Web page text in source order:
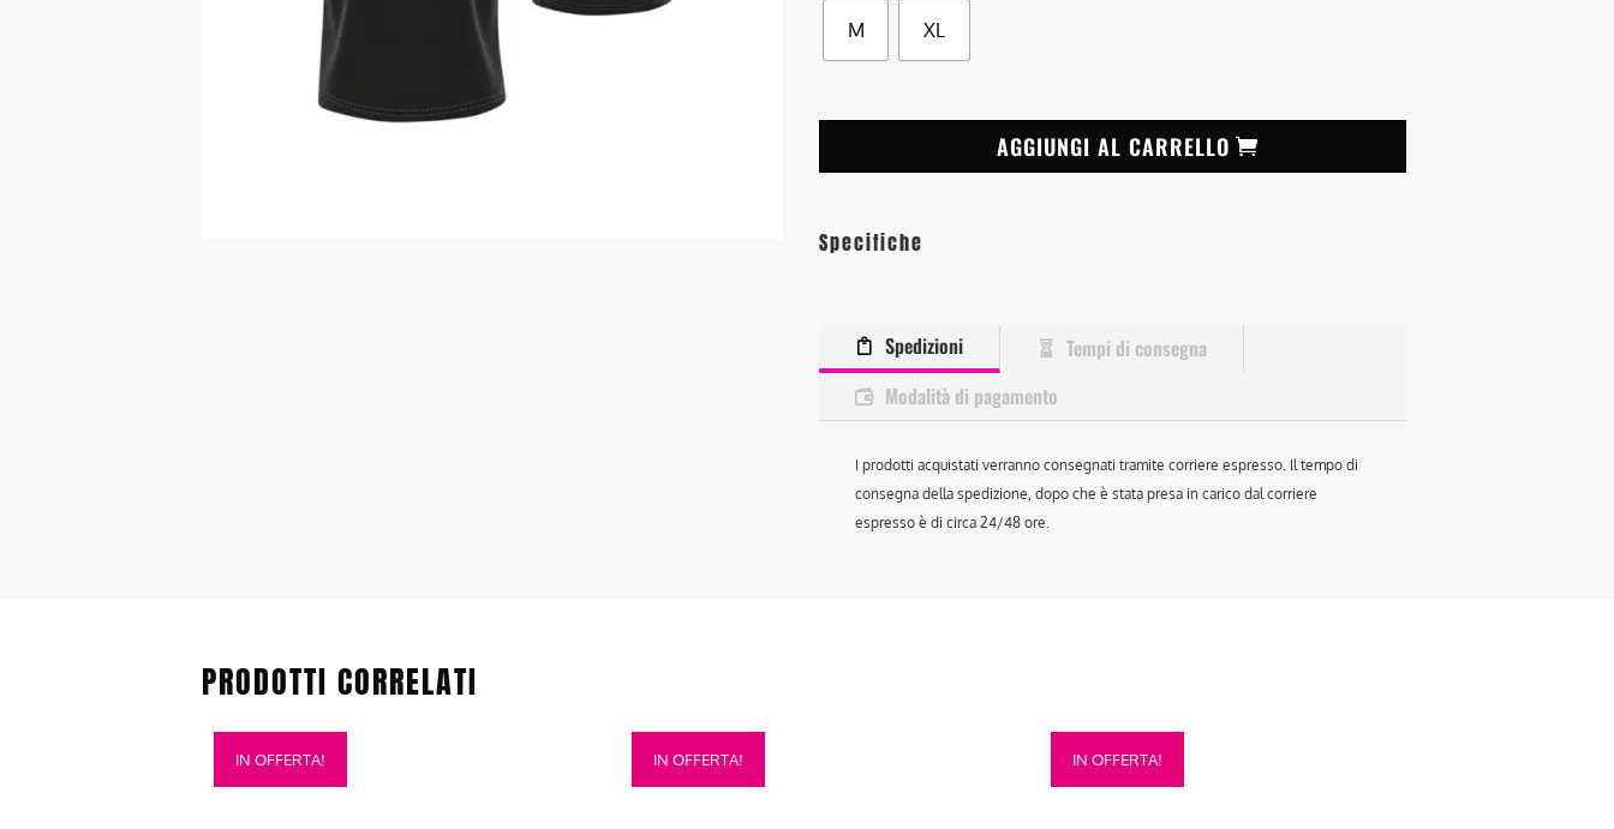
M XL
AGGIUNGI AL CARRELLO
Specifiche
Spedizioni
Tempi di consegna
Modalità di pagamento
I prodotti acquistati verranno consegnati tramite corriere espresso. Il tempo di
consegna della spedizione, dopo che è stata presa in carico dal corriere
espresso è di circa 24/48 ore.
PRODOTTI CORRELATI
IN OFFERTA!
Questo
prodotto
IN OFFERTA!
Questo
prodotto
IN OFFERTA!
Questo
prodotto